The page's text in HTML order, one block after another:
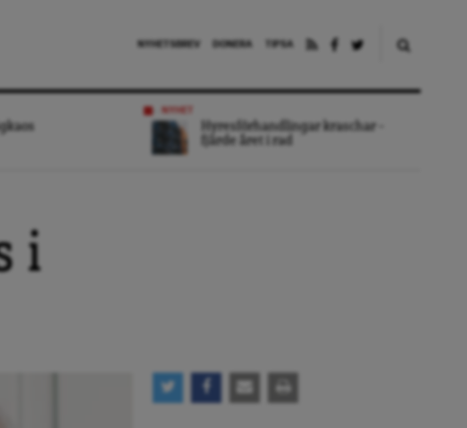
NYHETSBREV DONERA TIPSA
NYHET
Hyresförhandlingar kraschar –
fjärde året i rad
i